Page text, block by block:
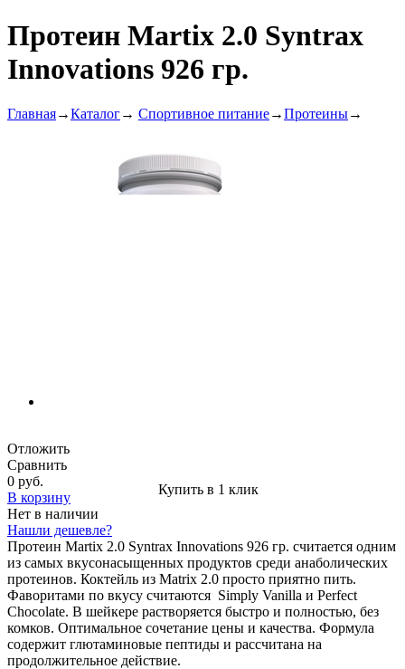
Протеин Martix 2.0 Syntrax
Innovations 926 гр.
Главная→Каталог→ Спортивное питание→Протеины→
Отложить
Сравнить
0 руб.
В корзину
Купить в 1 клик
Нет в наличии
Нашли дешевле?
Протеин Martix 2.0 Syntrax Innovations 926 гр. считается одним
из самых вкусонасыщенных продуктов среди анаболических
протеинов. Коктейль из Matrix 2.0 просто приятно пить.
Фаворитами по вкусу считаются Simply Vanilla и Perfect
Chocolate. В шейкере растворяется быстро и полностью, без
комков. Оптимальное сочетание цены и качества. Формула
содержит глютаминовые пептиды и рассчитана на
продолжительное действие.